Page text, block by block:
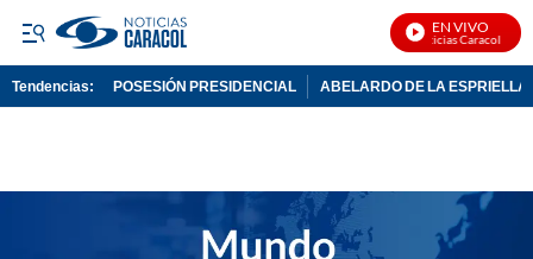
EN VIVO
Noticias Caracol En
Tendencias: POSESIÓN PRESIDENCIAL ABELARDO DE LA ESPRIELLA